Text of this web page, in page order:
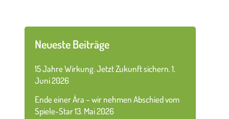
Neueste Beiträge
15 Jahre Wirkung. Jetzt Zukunft sichern.1.
Juni 2026
Ende einer Ära – wir nehmen Abschied vom
Spiele-Star13. Mai 2026